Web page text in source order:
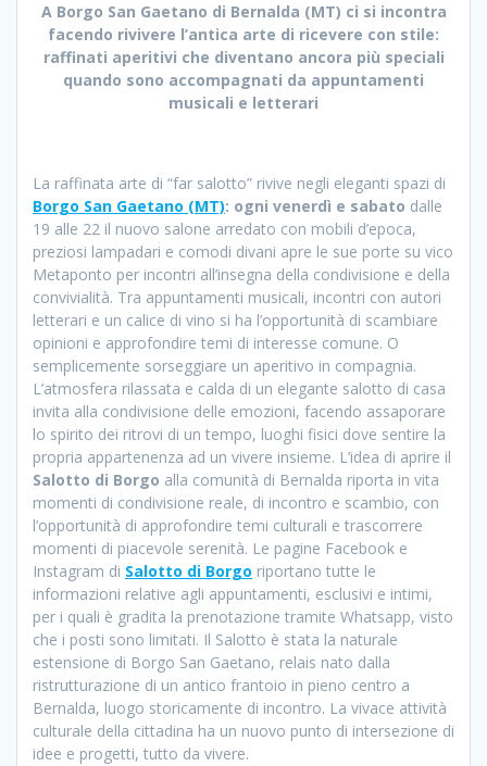
A Borgo San Gaetano di Bernalda (MT) ci si incontra
facendo rivivere l’antica arte di ricevere con stile:
raffinati aperitivi che diventano ancora più speciali
quando sono accompagnati da appuntamenti
musicali e letterari
La raffinata arte di “far salotto” rivive negli eleganti spazi di
Borgo San Gaetano (MT): ogni venerdì e sabato dalle
19 alle 22 il nuovo salone arredato con mobili d’epoca,
preziosi lampadari e comodi divani apre le sue porte su vico
Metaponto per incontri all’insegna della condivisione e della
convivialità. Tra appuntamenti musicali, incontri con autori
letterari e un calice di vino si ha l’opportunità di scambiare
opinioni e approfondire temi di interesse comune. O
semplicemente sorseggiare un aperitivo in compagnia.
L’atmosfera rilassata e calda di un elegante salotto di casa
invita alla condivisione delle emozioni, facendo assaporare
lo spirito dei ritrovi di un tempo, luoghi fisici dove sentire la
propria appartenenza ad un vivere insieme. L’idea di aprire il
Salotto di Borgo alla comunità di Bernalda riporta in vita
momenti di condivisione reale, di incontro e scambio, con
l’opportunità di approfondire temi culturali e trascorrere
momenti di piacevole serenità. Le pagine Facebook e
Instagram di Salotto di Borgo riportano tutte le
informazioni relative agli appuntamenti, esclusivi e intimi,
per i quali è gradita la prenotazione tramite Whatsapp, visto
che i posti sono limitati. Il Salotto è stata la naturale
estensione di Borgo San Gaetano, relais nato dalla
ristrutturazione di un antico frantoio in pieno centro a
Bernalda, luogo storicamente di incontro. La vivace attività
culturale della cittadina ha un nuovo punto di intersezione di
idee e progetti, tutto da vivere.